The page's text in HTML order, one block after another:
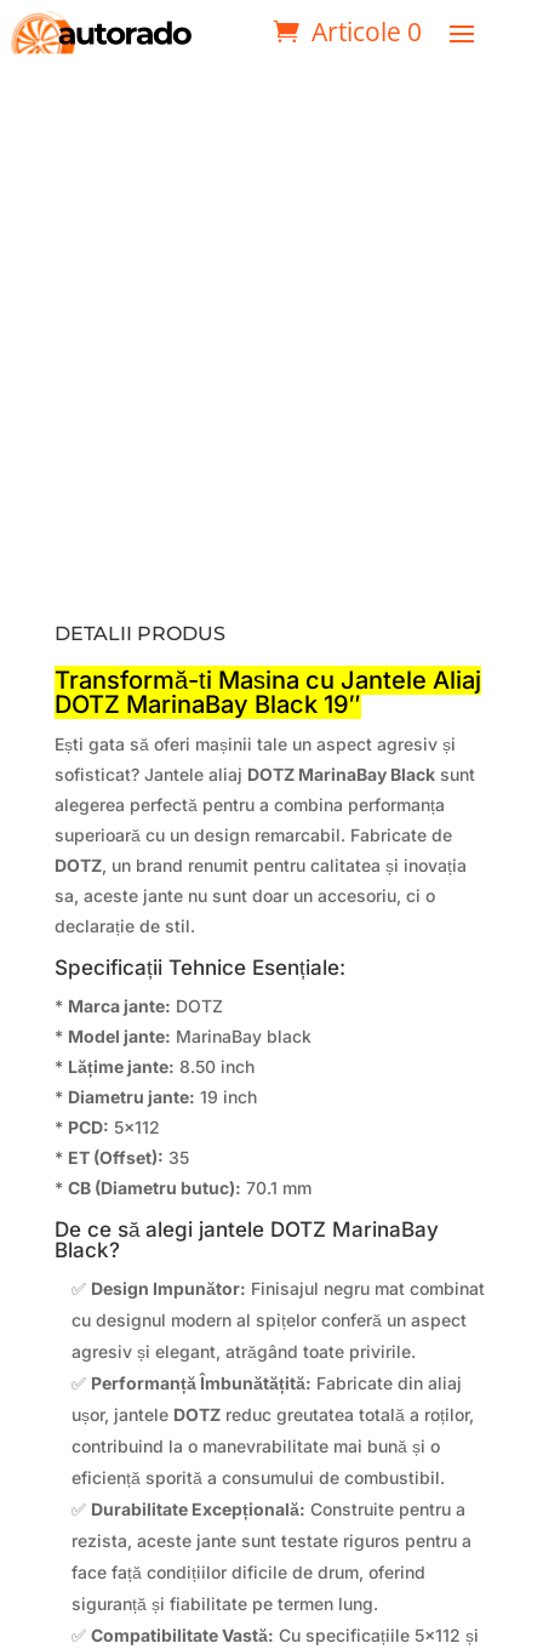
Articole 0
DETALII PRODUS
Transformă-ți Mașina cu Jantele Aliaj
DOTZ MarinaBay Black 19″
Ești gata să oferi mașinii tale un aspect agresiv și
sofisticat? Jantele aliaj DOTZ MarinaBay Blacksunt
alegerea perfectă pentru a combina performanța
superioară cu un design remarcabil. Fabricate de
DOTZ, un brand renumit pentru calitatea și inovația
sa, aceste jante nu sunt doar un accesoriu, ci o
declarație de stil.
Specificații Tehnice Esențiale:
* Marca jante: DOTZ
* Model jante: MarinaBay black
* Lățime jante: 8.50 inch
* Diametru jante: 19 inch
* PCD: 5×112
* ET (Offset): 35
* CB (Diametru butuc): 70.1 mm
De ce să alegi jantele DOTZ MarinaBay
Black?
✅ Design Impunător: Finisajul negru mat combinat
cu designul modern al spițelor conferă un aspect
agresiv și elegant, atrăgând toate privirile.
✅ Performanță Îmbunătățită: Fabricate din aliaj
ușor, jantele DOTZreduc greutatea totală a roților,
contribuind la o manevrabilitate mai bună și o
eficiență sporită a consumului de combustibil.
✅ Durabilitate Excepțională: Construite pentru a
rezista, aceste jante sunt testate riguros pentru a
face față condițiilor dificile de drum, oferind
siguranță și fiabilitate pe termen lung.
✅ Compatibilitate Vastă: Cu specificațiile 5×112 și